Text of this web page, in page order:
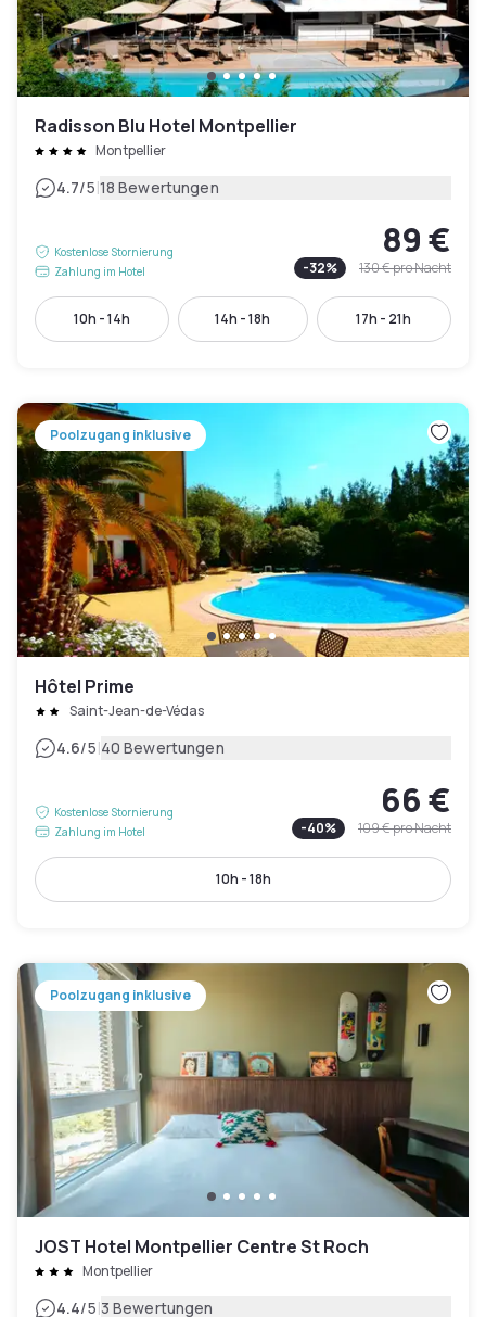
Radisson Blu Hotel Montpellier
Montpellier
4.7/5|18 Bewertungen
Kostenlose Stornierung
Zahlung im Hotel
89 €
-32% 130 €pro Nacht
10h - 14h 14h - 18h 17h - 21h
Poolzugang inklusive
Hôtel Prime
Saint-Jean-de-Védas
4.6/5|40 Bewertungen
Kostenlose Stornierung
Zahlung im Hotel
66 €
-40% 109 €pro Nacht
10h - 18h
Poolzugang inklusive
JOST Hotel Montpellier Centre St Roch
Montpellier
4.4/5|3 Bewertungen